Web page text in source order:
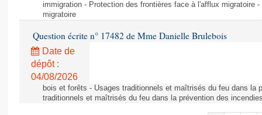
immigration - Protection des frontières face à l'afflux migratoire
migratoire
Question écrite n° 17482 de Mme Danielle Brulebois
Date de
dépôt :
04/08/2026
bois et forêts - Usages traditionnels et maîtrisés du feu dans la
traditionnels et maîtrisés du feu dans la prévention des